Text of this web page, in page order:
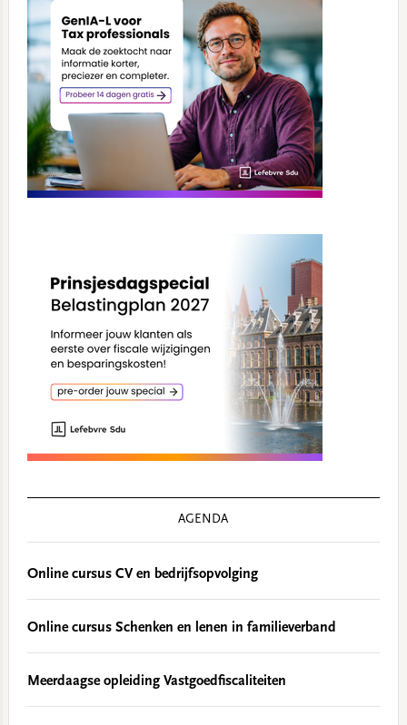
AGENDA
Online cursus CV en bedrijfsopvolging
Online cursus Schenken en lenen in familieverband
Meerdaagse opleiding Vastgoedfiscaliteiten